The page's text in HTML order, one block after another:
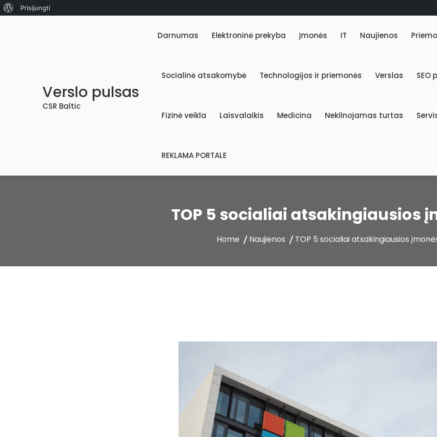
ApiePrisijungti
Verslo pulsas
CSR Baltic
Darnumas Elektroninė prekyba Įmonės IT Naujienos
Socialinė atsakomybė Technologijos ir priemonės Verslas SEO
Fizinė veikla Laisvalaikis Medicina Nekilnojamas turtas
REKLAMA PORTALE
TOP 5 socialiai atsakingiausios
Home Naujienos TOP 5 socialiai atsakingiausios